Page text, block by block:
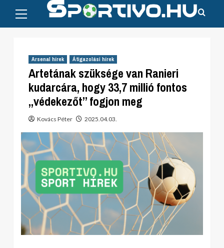
content
Menu
Arsenal hírek Átigazolási hírek
Artetának szüksége van Ranieri
kudarcára, hogy 33,7 millió fontos
„védekezőt” fogjon meg
Kovács Péter 2025.04.03.